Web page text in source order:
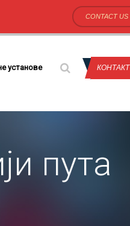
CONTACT US
установе КОНТАКТ
пута